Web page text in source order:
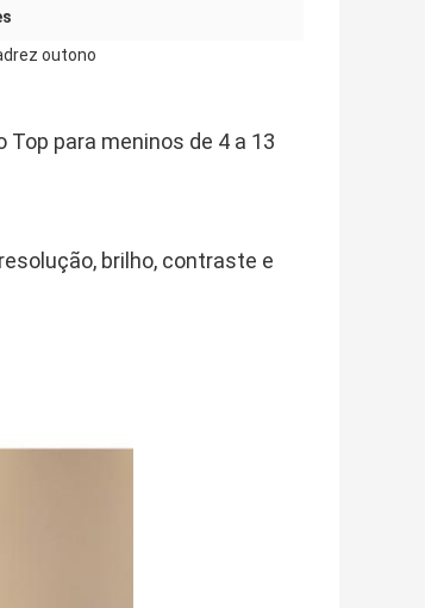
outono
para meninos de 4 a 13
brilho, contraste e